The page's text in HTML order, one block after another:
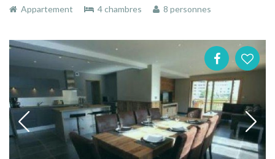
Appartement
4 chambres 8 personnes